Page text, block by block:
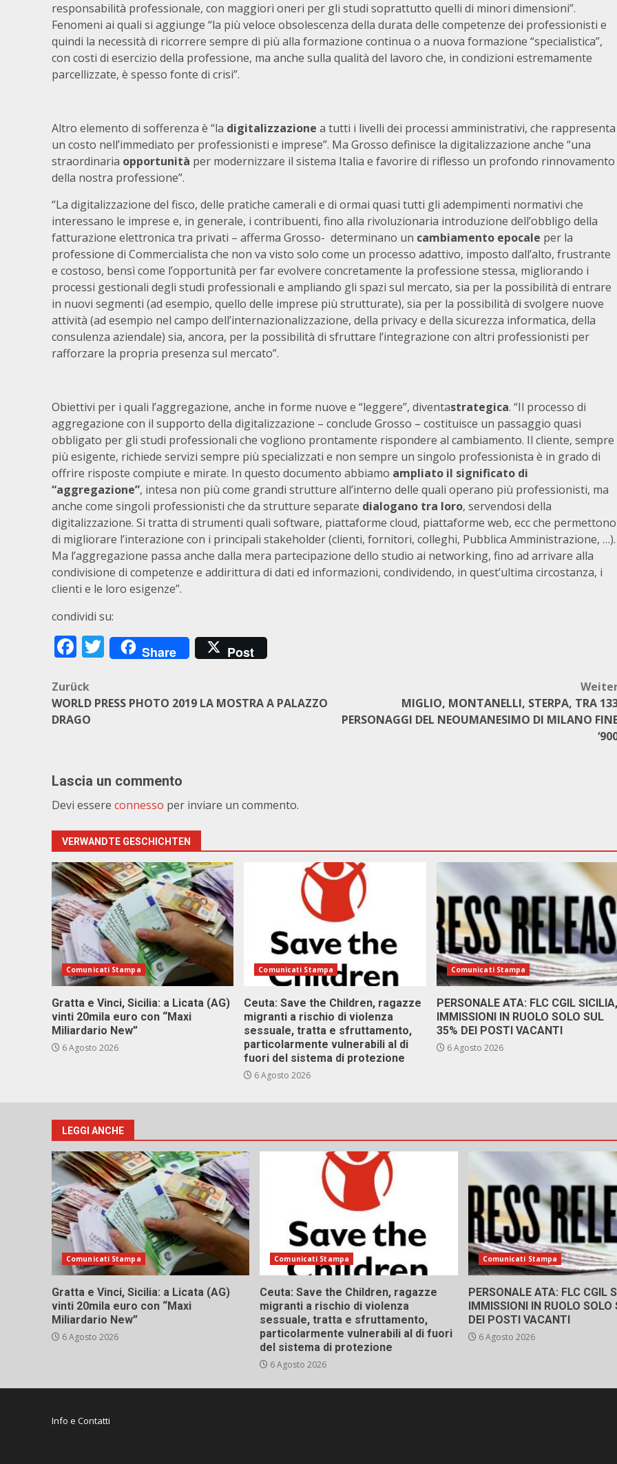
responsabilità professionale, con maggiori oneri per gli studi soprattutto quelli di minori dimensioni”.
Fenomeni ai quali si aggiunge “la più veloce obsolescenza della durata delle competenze dei professionisti e
quindi la necessità di ricorrere sempre di più alla formazione continua o a nuova formazione “specialistica”,
con costi di esercizio della professione, ma anche sulla qualità del lavoro che, in condizioni estremamente
parcellizzate, è spesso fonte di crisi”.
Altro elemento di sofferenza è “la digitalizzazione a tutti i livelli dei processi amministrativi, che rappresenta
un costo nell’immediato per professionisti e imprese”. Ma Grosso definisce la digitalizzazione anche “una
straordinaria opportunità per modernizzare il sistema Italia e favorire di riflesso un profondo rinnovamento
della nostra professione”.
“La digitalizzazione del fisco, delle pratiche camerali e di ormai quasi tutti gli adempimenti normativi che
interessano le imprese e, in generale, i contribuenti, fino alla rivoluzionaria introduzione dell’obbligo della
fatturazione elettronica tra privati – afferma Grosso- determinano un cambiamento epocale per la
professione di Commercialista che non va visto solo come un processo adattivo, imposto dall’alto, frustrante
e costoso, bensì come l’opportunità per far evolvere concretamente la professione stessa, migliorando i
processi gestionali degli studi professionali e ampliando gli spazi sul mercato, sia per la possibilità di entrare
in nuovi segmenti (ad esempio, quello delle imprese più strutturate), sia per la possibilità di svolgere nuove
attività (ad esempio nel campo dell’internazionalizzazione, della privacy e della sicurezza informatica, della
consulenza aziendale) sia, ancora, per la possibilità di sfruttare l’integrazione con altri professionisti per
rafforzare la propria presenza sul mercato”.
Obiettivi per i quali l’aggregazione, anche in forme nuove e “leggere”, diventastrategica. “Il processo di
aggregazione con il supporto della digitalizzazione – conclude Grosso – costituisce un passaggio quasi
obbligato per gli studi professionali che vogliono prontamente rispondere al cambiamento. Il cliente, sempre
più esigente, richiede servizi sempre più specializzati e non sempre un singolo professionista è in grado di
offrire risposte compiute e mirate. In questo documento abbiamo ampliato il significato di
“aggregazione”, intesa non più come grandi strutture all’interno delle quali operano più professionisti, ma
anche come singoli professionisti che da strutture separate dialogano tra loro, servendosi della
digitalizzazione. Si tratta di strumenti quali software, piattaforme cloud, piattaforme web, ecc che permettono
di migliorare l’interazione con i principali stakeholder (clienti, fornitori, colleghi, Pubblica Amministrazione, …).
Ma l’aggregazione passa anche dalla mera partecipazione dello studio ai networking, fino ad arrivare alla
condivisione di competenze e addirittura di dati ed informazioni, condividendo, in quest’ultima circostanza, i
clienti e le loro esigenze”.
condividi su:
Facebook
Twitter
Share Post
Beitragsnavigation
Zurück
WORLD PRESS PHOTO 2019 LA MOSTRA A PALAZZO
DRAGO
MIGLIO, MONTANELLI, STERPA, TRA
PERSONAGGI DEL NEOUMANESIMO DI MILANO
Lascia un commento
Devi essere connesso per inviare un commento.
VERWANDTE GESCHICHTEN
Comunicati Stampa
Gratta e Vinci, Sicilia: a Licata (AG)
vinti 20mila euro con “Maxi
Miliardario New”
6 Agosto 2026
Comunicati Stampa
Ceuta: Save the Children, ragazze
migranti a rischio di violenza
sessuale, tratta e sfruttamento,
particolarmente vulnerabili al di
fuori del sistema di protezione
6 Agosto 2026
Comunicati Stampa
PERSONALE ATA: FLC CGIL SICILIA,
IMMISSIONI IN RUOLO SOLO SUL
35% DEI POSTI VACANTI
6 Agosto 2026
LEGGI ANCHE
Comunicati Stampa
Gratta e Vinci, Sicilia: a Licata (AG)
vinti 20mila euro con “Maxi
Miliardario New”
6 Agosto 2026
Comunicati Stampa
Ceuta: Save the Children, ragazze
migranti a rischio di violenza
sessuale, tratta e sfruttamento,
particolarmente vulnerabili al di fuori
del sistema di protezione
6 Agosto 2026
Comunicati Stampa
PERSONALE ATA: FLC CGIL
IMMISSIONI IN RUOLO SOLO
DEI POSTI VACANTI
6 Agosto 2026
Info e Contatti